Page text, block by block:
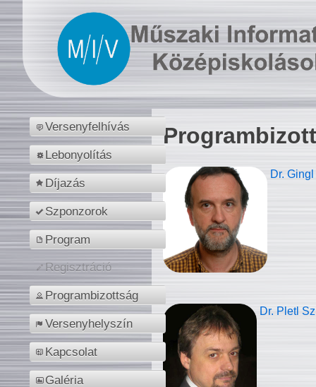
Versenyfelhívás
Lebonyolítás
Díjazás
Szponzorok
Program
Regisztráció
Programbizottság
Versenyhelyszín
Kapcsolat
Galéria
Dr.
Dr. Pletl